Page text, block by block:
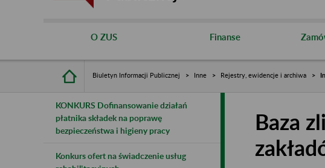
O ZUS Finanse
Biuletyn Informacji Publicznej Inne Rejestry, ewidencje i archiwa
KONKURS Dofinansowanie działań
płatnika składek na poprawę
bezpieczeństwa i higieny pracy
Konkurs ofert na świadczenie usług
Baza